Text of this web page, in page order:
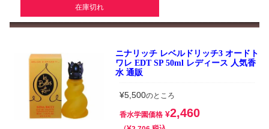
在庫切れ
ニナリッチ レベルドリッチ3 オードト
ワレ EDT SP 50ml レディース 人気香
水 通販
¥5,500のところ
香水学園価格 ¥2,460